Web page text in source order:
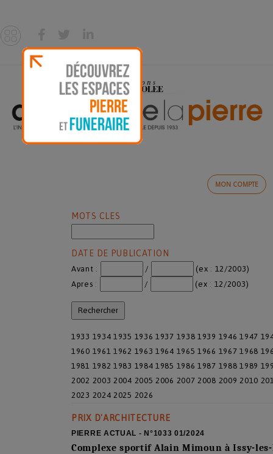
MON COMPTE
MOTS CLES
DATE DE PUBLICATION
Avant : /
(ex : 12/2003)
Apres :
/ (ex : 12/2003)
1933 1934 1935 1936 1937 1938 1939 1946 1947
1960 1961 1962 1963 1964 1965 1966 1967 1968
1981 1982 1983 1984 1985 1986 1987 1988 1989
2002 2003 2004 2005 2006 2007 2008 2009 2010
2023 2024 2025 2026
PRIX D'ARCHITECTURE
PIERRE ACTUAL - N°1033 01/2024
Complexe sportif Alain Mimoun à Issy-